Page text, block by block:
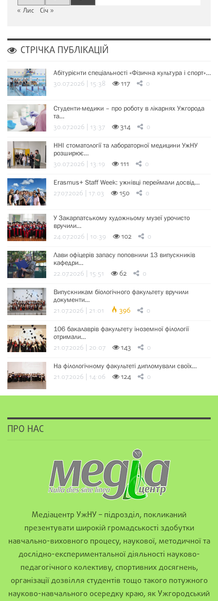
« Лис Січ »
СТРІЧКА ПУБЛІКАЦІЙ
Абітурієнти спеціальності «Фізична культура і спорт»…
30.07.2026 | 15:38 117 0
Студенти-медики – про роботу в лікарнях Ужгорода
та…
30.07.2026 | 13:37 314 0
ННІ стоматології та лабораторної медицини УжНУ
розширює…
30.07.2026 | 13:19 111 0
Erasmus+ Staff Week: ужнівці переймали досвід…
27.07.2026 | 17:03 150 0
У Закарпатському художньому музеї урочисто
вручили…
24.07.2026 | 10:39 102 0
Лави офіцерів запасу поповнили 13 випускників
кафедри…
22.07.2026 | 15:51 62 0
Випускникам біологічного факультету вручили
документи…
21.07.2026 | 21:01 396 0
106 бакалаврів факультету іноземної філології
отримали…
21.07.2026 | 20:07 143 0
На філологічному факультеті дипломували своїх…
21.07.2026 | 14:06 124 0
ПРО НАС
Медіацентр УжНУ – підрозділ, покликаний
презентувати широкій громадськості здобутки
навчально-виховного процесу, наукової, методичної та
дослідно-експериментальної діяльності науково-
педагогічного колективу, спортивних досягнень,
організації дозвілля студентів тощо такого потужного
науково-навчального осередку краю, як Ужгородський